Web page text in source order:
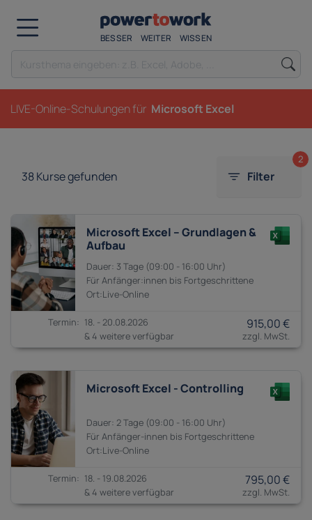
BESSER WEITER WISSEN
LIVE-Online-Schulungen für Microsoft Excel
38Kurse gefunden Filter
2
Microsoft Excel – Grundlagen &
Aufbau
3 Tage 09:00 - 16:00
Anfänger:innen bis Fortgeschrittene
18. - 20.08.2026
& 4 weitere verfügbar
915,00 €
Microsoft Excel - Controlling
2 Tage 09:00 - 16:00
Anfänger-innen bis Fortgeschrittene
18. - 19.08.2026
& 4 weitere verfügbar
795,00 €